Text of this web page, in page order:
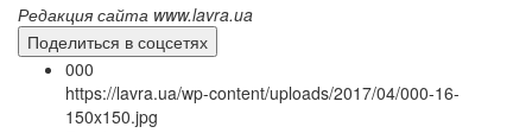
Редакция сайта www.lavra.ua
Поделиться в соцсетях
000
https://lavra.ua/wp-content/uploads/2017/04/000-16-
150x150.jpg